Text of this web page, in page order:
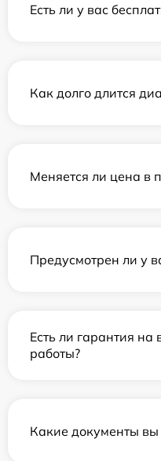
Есть ли у вас
Как долго длится
Меняется ли цена в
Предусмотрен ли у
Есть ли гарантия
работы?
Какие документы вы